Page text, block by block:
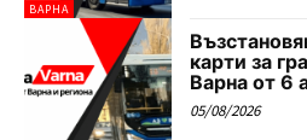
ВАРНА
карти за
Варна от 6
05/08/2026